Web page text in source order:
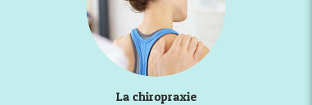
La chiropraxie